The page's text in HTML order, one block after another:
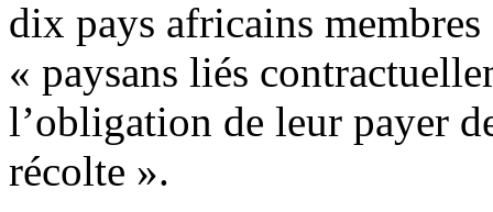
dix pays africains
« paysans liés
l’obligation de leur payer
récolte ».